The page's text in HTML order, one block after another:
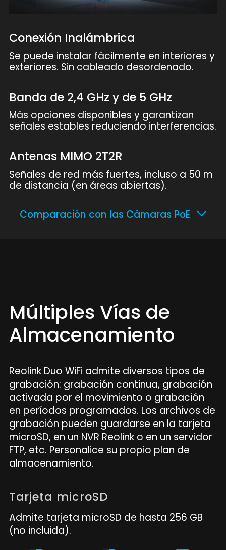
Conexión Inalámbrica
Se puede instalar fácilmente en interiores y
exteriores. Sin cableado desordenado.
Banda de 2,4 GHz y de 5 GHz
Más opciones disponibles y garantizan
señales estables reduciendo interferencias.
Antenas MIMO 2T2R
Señales de red más fuertes, incluso a 50 m
de distancia (en áreas abiertas).
Comparación con las Cámaras PoE
Múltiples Vías de
Almacenamiento
Reolink Duo WiFi admite diversos tipos de
grabación: grabación continua, grabación
activada por el movimiento o grabación
en períodos programados. Los archivos de
grabación pueden guardarse en la tarjeta
microSD, en un NVR Reolink o en un servidor
FTP, etc. Personalice su propio plan de
almacenamiento.
Tarjeta microSD
Admite tarjeta microSD de hasta 256 GB
(no incluida).